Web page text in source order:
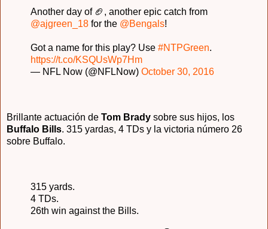
Another day of 🏈, another epic catch from
@ajgreen_18 for the @Bengals!
Got a name for this play? Use #NTPGreen.
https://t.co/KSQUsWp7Hm
— NFL Now (@NFLNow) October 30, 2016
Brillante actuación de Tom Brady sobre sus hijos, los
Buffalo Bills. 315 yardas, 4 TDs y la victoria número 26
sobre Buffalo.
315 yards.
4 TDs.
26th win against the Bills.